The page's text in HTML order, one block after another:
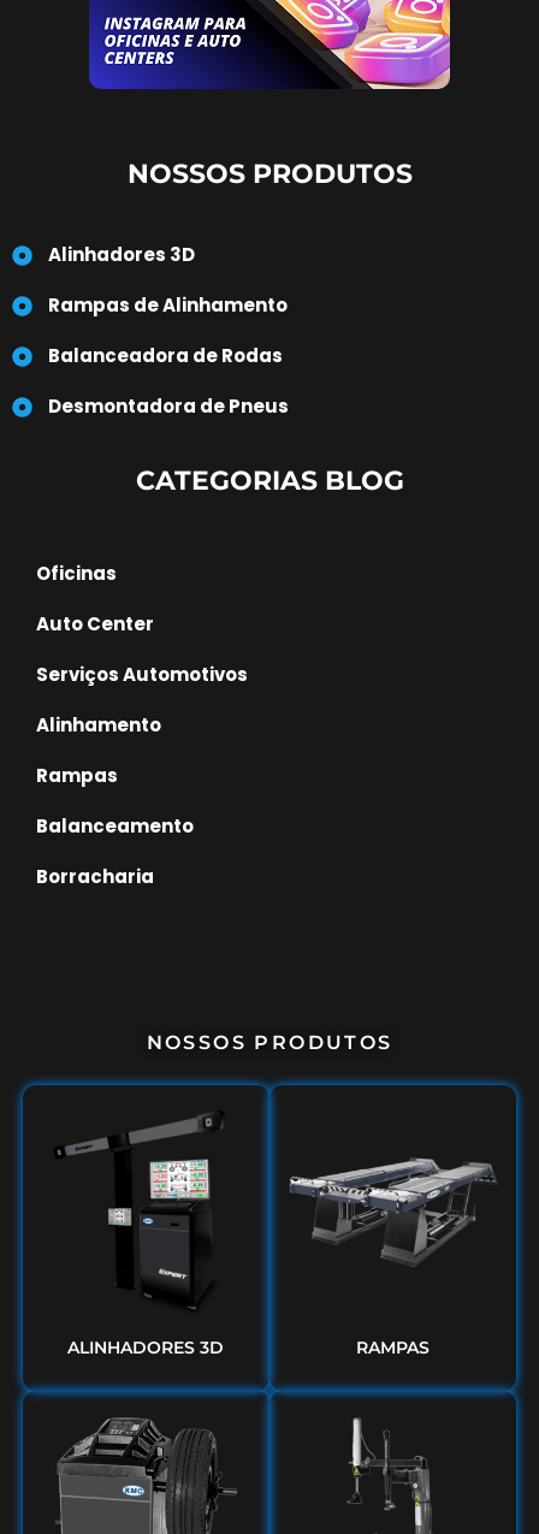
NOSSOS PRODUTOS
Alinhadores 3D
Rampas de Alinhamento
Balanceadora de Rodas
Desmontadora de Pneus
CATEGORIAS BLOG
Oficinas
Auto Center
Serviços Automotivos
Alinhamento
Rampas
Balanceamento
Borracharia
NOSSOS PRODUTOS
ALINHADORES 3D RAMPAS